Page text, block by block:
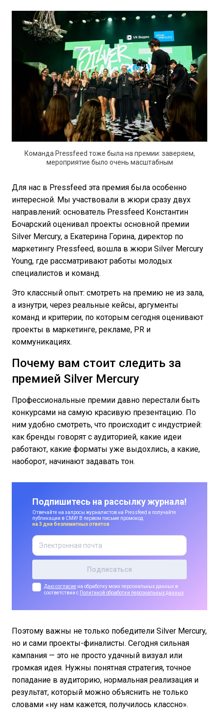
Команда Pressfeed тоже была на премии: заверяем,
мероприятие было очень масштабным
Для нас в Pressfeed эта премия была особенно
интересной. Мы участвовали в жюри сразу двух
направлений: основатель Pressfeed Константин
Бочарский оценивал проекты основной премии
Silver Mercury, а Екатерина Горина, директор по
маркетингу Pressfeed, вошла в жюри Silver Mercury
Young, где рассматривают работы молодых
специалистов и команд.
Это классный опыт: смотреть на премию не из зала,
а изнутри, через реальные кейсы, аргументы
команд и критерии, по которым сегодня оценивают
проекты в маркетинге, рекламе, PR и
коммуникациях.
Почему вам стоит следить за
премией Silver Mercury
Профессиональные премии давно перестали быть
конкурсами на самую красивую презентацию. По
ним удобно смотреть, что происходит с индустрией:
как бренды говорят с аудиторией, какие идеи
работают, какие форматы уже выдохлись, а какие,
наоборот, начинают задавать тон.
Подпишитесь на рассылку журнала!
Отвечайте на запросы журналистов на Pressfeed и получайте
публикации в СМИ! В первом письме промокод
на 3 дня безлимитных ответов
Даю согласие на обработку моих персональных данных в
соответствии с Политикой обработки персональных данных
Поэтому важны не только победители Silver Mercury,
но и сами проекты-финалисты. Сегодня сильная
кампания — это не просто удачный визуал или
громкая идея. Нужны понятная стратегия, точное
попадание в аудиторию, нормальная реализация и
результат, который можно объяснить не только
словами «ну нам кажется, получилось классно».